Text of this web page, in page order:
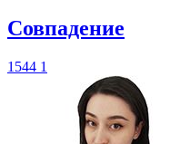
​Совпадение
1544 1